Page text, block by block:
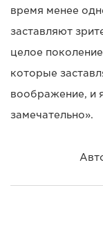
время менее
заставляют
целое
которые
воображение, и
замечательно».